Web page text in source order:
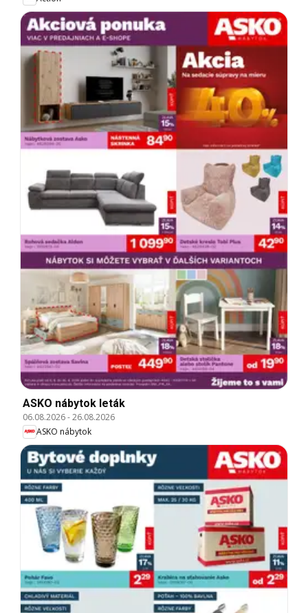
ASKO nábytok leták
06.08.2026-26.08.2026
ASKO nábytok